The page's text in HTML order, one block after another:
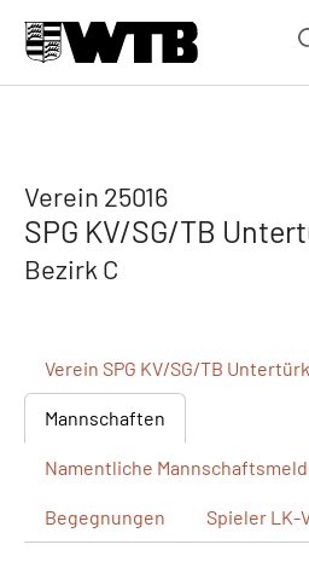
Verein 25016
SPG KV/SG/TB
Bezirk C
Verein SPG KV/SG/TB
Mannschaften
Namentliche
Begegnungen Spieler LK-